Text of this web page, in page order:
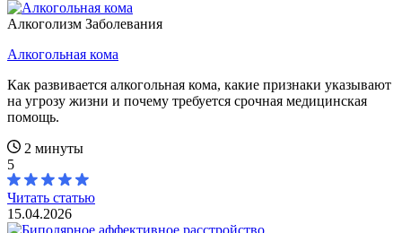
Алкоголизм Заболевания
Алкогольная кома
Как развивается алкогольная кома, какие признаки указывают
на угрозу жизни и почему требуется срочная медицинская
помощь.
2 минуты
5
Читать статью
15.04.2026